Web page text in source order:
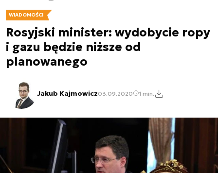
WIADOMOŚCI
Rosyjski minister: wydobycie ropy
i gazu będzie niższe od
planowanego
Jakub Kajmowicz03.09.2020 1 min.